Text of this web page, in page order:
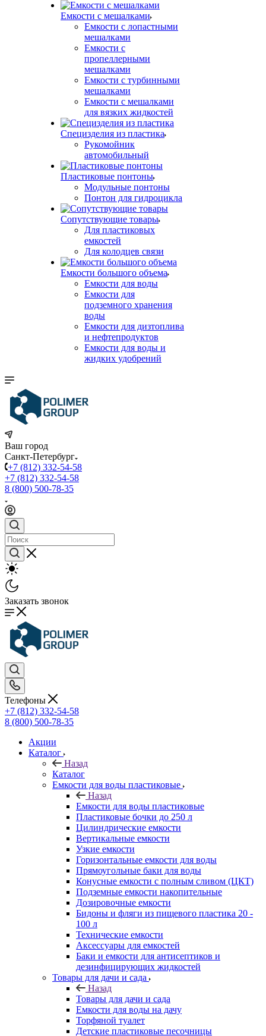
Емкости с мешалками
Емкости с лопастными
мешалками
Емкости с
пропеллерными
мешалками
Емкости с турбинными
мешалками
Емкости с мешалками
для вязких жидкостей
Специзделия из пластика
Рукомойник
автомобильный
Пластиковые понтоны
Модульные понтоны
Понтон для гидроцикла
Сопутствующие товары
Для пластиковых
емкостей
Для колодцев связи
Емкости большого объема
Емкости для воды
Емкости для
подземного хранения
воды
Емкости для дизтоплива
и нефтепродуктов
Емкости для воды и
жидких удобрений
Ваш город
Санкт-Петербург
+7 (812) 332-54-58
+7 (812) 332-54-58
8 (800) 500-78-35
Заказать звонок
Телефоны
+7 (812) 332-54-58
8 (800) 500-78-35
Акции
Каталог
Назад
Каталог
Емкости для воды пластиковые
Назад
Емкости для воды пластиковые
Пластиковые бочки до 250 л
Цилиндрические емкости
Вертикальные емкости
Узкие емкости
Горизонтальные емкости для воды
Прямоугольные баки для воды
Конусные емкости с полным сливом (ЦКТ)
Подземные емкости накопительные
Дозировочные емкости
Бидоны и фляги из пищевого пластика 20 -
100 л
Технические емкости
Аксессуары для емкостей
Баки и емкости для антисептиков и
дезинфицирующих жидкостей
Товары для дачи и сада
Назад
Товары для дачи и сада
Емкости для воды на дачу
Торфяной туалет
Детские пластиковые песочницы